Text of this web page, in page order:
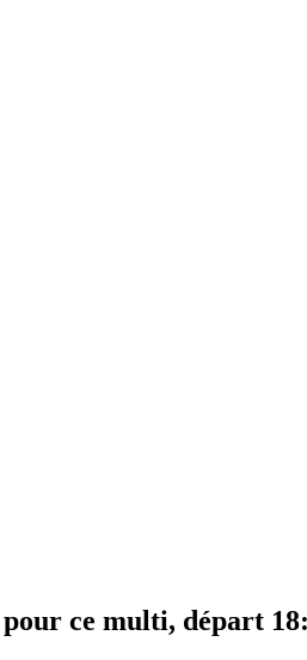
ce multi, départ